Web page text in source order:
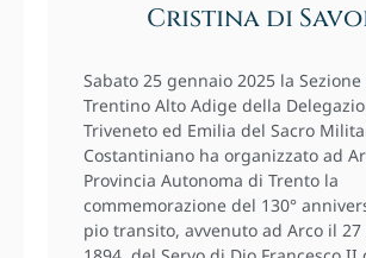
Cristina di
Sabato 25 gennaio 2025 la Sezione
Trentino Alto Adige della
Triveneto ed Emilia del Sacro
Costantiniano ha organizzato ad
Provincia Autonoma di Trento la
commemorazione del 130°
pio transito, avvenuto ad Arco il